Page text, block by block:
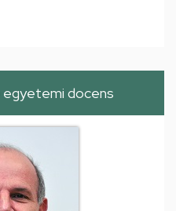
egyetemi docens